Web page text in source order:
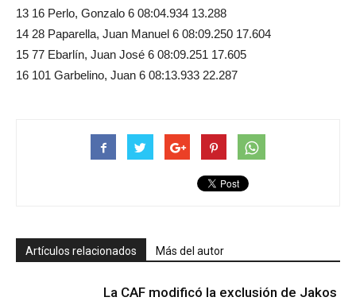
13 16 Perlo, Gonzalo 6 08:04.934 13.288
14 28 Paparella, Juan Manuel 6 08:09.250 17.604
15 77 Ebarlín, Juan José 6 08:09.251 17.605
16 101 Garbelino, Juan 6 08:13.933 22.287
Artículos relacionados Más del autor
La CAF modificó la exclusión de Jakos